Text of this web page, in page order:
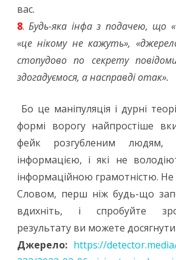
вас.
8.Будь-яка інфа з подачею, що
«це нікому не кажуть»,
стопудово по секрету
здогадуємося, а насправді отак».
Бо це маніпуляція і дурні
формі ворогу найпростіше
фейк розгубленим людям,
інформацією, і які не
інформаційною грамотністю. Не
Словом, перш ніж будь-що
вдихніть, і спробуйте
результату ви можете
Джерело: https://